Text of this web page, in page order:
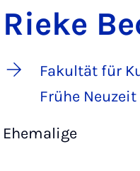
Rieke
Fakultät für
Frühe Neuzeit
Ehemalige